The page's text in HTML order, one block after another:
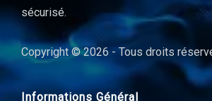
sécurisé.
Copyright © 2026 - Tous droits
Informations Général